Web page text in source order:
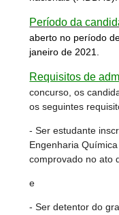
Período da
aberto no período
janeiro de 2021.
Requisitos de
concurso, os
os seguintes
- Ser estudante
Engenharia
comprovado no ato
e
- Ser detentor do